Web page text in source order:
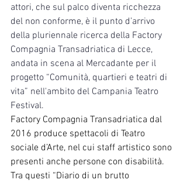
attori, che sul palco diventa ricchezza
del non conforme, è il punto d’arrivo
della pluriennale ricerca della Factory
Compagnia Transadriatica di Lecce,
andata in scena al Mercadante per il
progetto “Comunità, quartieri e teatri di
vita” nell'ambito del Campania Teatro
Festival.
Factory Compagnia Transadriatica dal
2016 produce spettacoli di Teatro
sociale d’Arte, nel cui staff artistico sono
presenti anche persone con disabilità.
Tra questi “Diario di un brutto